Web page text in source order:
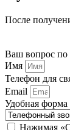
Ра
После
Ваш вопрос по
Имя
Телефон для
Email
Удобная форма
Нажимая